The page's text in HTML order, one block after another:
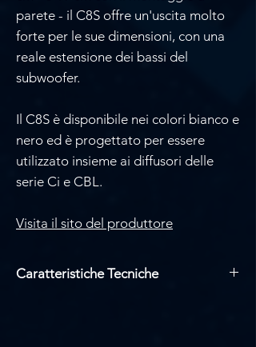
parete - il C8S offre un'uscita molto
forte per le sue dimensioni, con una
reale estensione dei bassi del
subwoofer.
Il C8S è disponibile nei colori bianco e
nero ed è progettato per essere
utilizzato insieme ai diffusori delle
serie Ci e CBL.
Visita il sito del produttore
Caratteristiche Tecniche